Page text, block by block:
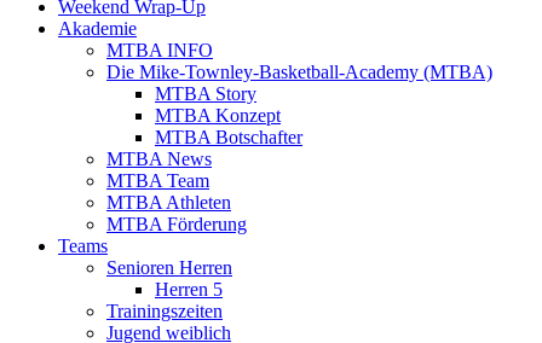
Weekend Wrap-Up
Akademie
MTBA INFO
Die Mike-Townley-Basketball-Academy (MTBA)
MTBA Story
MTBA Konzept
MTBA Botschafter
MTBA News
MTBA Team
MTBA Athleten
MTBA Förderung
Teams
Senioren Herren
Herren 5
Trainingszeiten
Jugend weiblich